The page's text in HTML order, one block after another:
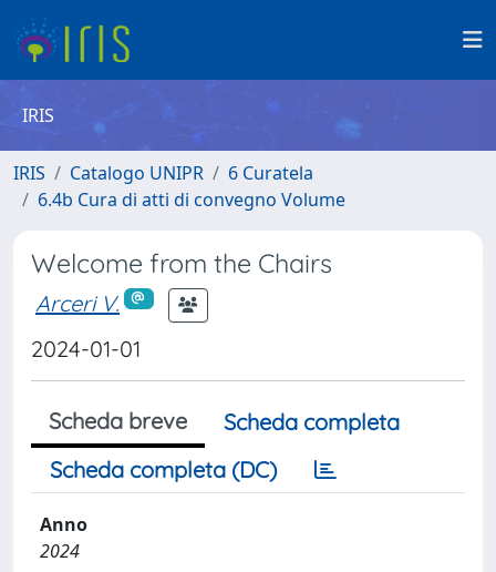
IRIS
IRIS Catalogo UNIPR
6 Curatela
6.4b Cura di atti di convegno Volume
Welcome from the Chairs
Arceri V.
2024-01-01
Scheda breve
Scheda completa
Scheda completa (DC)
Anno
2024